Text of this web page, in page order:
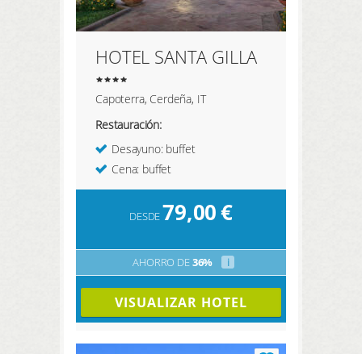
HOTEL SANTA GILLA
Capoterra, Cerdeña, IT
Restauración:
Desayuno: buffet
Cena: buffet
DESDE79,00€
AHORRO DE36% i
VISUALIZAR HOTEL